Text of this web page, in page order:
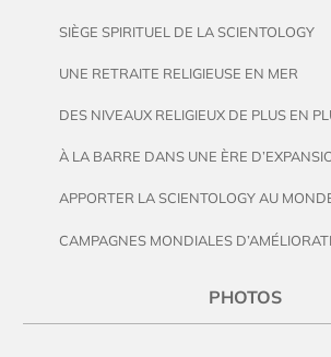
SIÈGE SPIRITUEL DE LA SCIENTOLOGY
UNE RETRAITE RELIGIEUSE EN MER
DES NIVEAUX RELIGIEUX DE PLUS EN
À LA BARRE DANS UNE ÈRE
APPORTER LA SCIENTOLOGY AU
CAMPAGNES MONDIALES
PHOTOS